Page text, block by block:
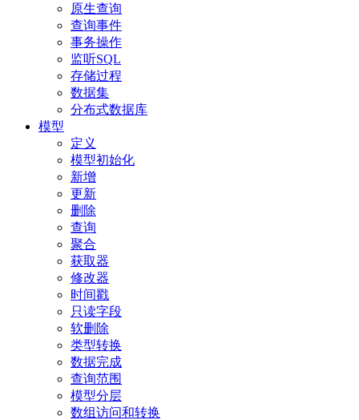
原生查询
查询事件
事务操作
监听SQL
存储过程
数据集
分布式数据库
模型
定义
模型初始化
新增
更新
删除
查询
聚合
获取器
修改器
时间戳
只读字段
软删除
类型转换
数据完成
查询范围
模型分层
数组访问和转换